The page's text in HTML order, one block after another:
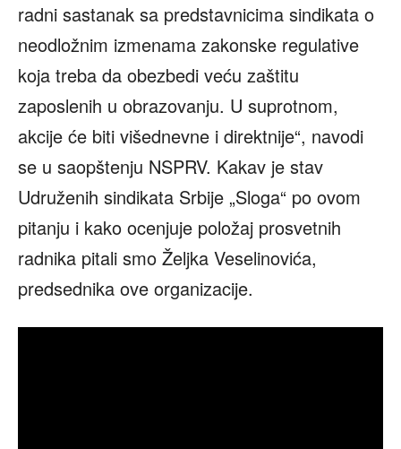
radni sastanak sa predstavnicima sindikata o
neodložnim izmenama zakonske regulative
koja treba da obezbedi veću zaštitu
zaposlenih u obrazovanju. U suprotnom,
akcije će biti višednevne i direktnije“, navodi
se u saopštenju NSPRV. Kakav je stav
Udruženih sindikata Srbije „Sloga“ po ovom
pitanju i kako ocenjuje položaj prosvetnih
radnika pitali smo Željka Veselinovića,
predsednika ove organizacije.